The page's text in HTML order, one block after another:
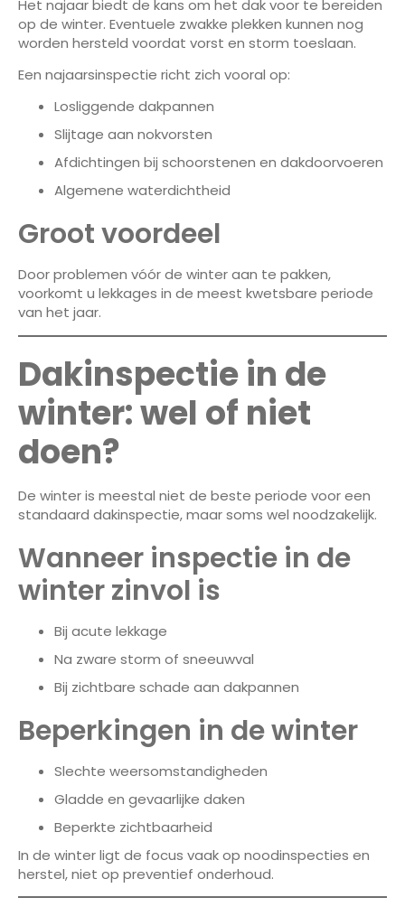
Het najaar biedt de kans om het dak voor te bereiden
op de winter. Eventuele zwakke plekken kunnen nog
worden hersteld voordat vorst en storm toeslaan.
Een najaarsinspectie richt zich vooral op:
Losliggende dakpannen
Slijtage aan nokvorsten
Afdichtingen bij schoorstenen en dakdoorvoeren
Algemene waterdichtheid
Groot voordeel
Door problemen vóór de winter aan te pakken,
voorkomt u lekkages in de meest kwetsbare periode
van het jaar.
Dakinspectie in de
winter: wel of niet
doen?
De winter is meestal niet de beste periode voor een
standaard dakinspectie, maar soms wel noodzakelijk.
Wanneer inspectie in de
winter zinvol is
Bij acute lekkage
Na zware storm of sneeuwval
Bij zichtbare schade aan dakpannen
Beperkingen in de winter
Slechte weersomstandigheden
Gladde en gevaarlijke daken
Beperkte zichtbaarheid
In de winter ligt de focus vaak op noodinspecties en
herstel, niet op preventief onderhoud.